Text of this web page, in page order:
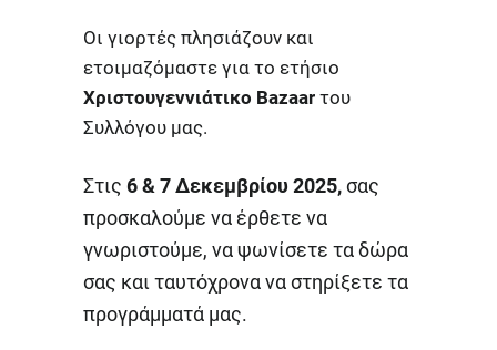
Οι γιορτές πλησιάζουν και
ετοιμαζόμαστε για το ετήσιο
Χριστουγεννιάτικο Bazaar του
Συλλόγου μας.
Στις 6 & 7 Δεκεμβρίου 2025,σας
προσκαλούμε να έρθετε να
γνωριστούμε, να ψωνίσετε τα δώρα
σας και ταυτόχρονα να στηρίξετε τα
προγράμματά μας.